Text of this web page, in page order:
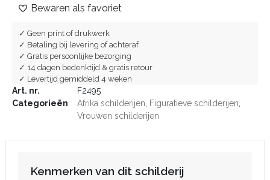
Bewaren als favoriet
✓ Geen print of drukwerk
✓ Betaling bij levering of achteraf
✓ Gratis persoonlijke bezorging
✓ 14 dagen bedenktijd & gratis retour
✓ Levertijd gemiddeld 4 weken
Art. nr.
F2495
Categorieën
Afrika schilderijen Figuratieve schilderijen
Vrouwen schilderijen
Kenmerken van dit schilderij